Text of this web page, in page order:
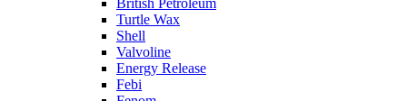
British Petroleum
Turtle Wax
Shell
Valvoline
Energy Release
Febi